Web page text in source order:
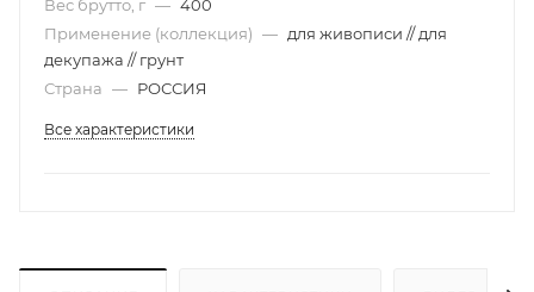
Вес брутто, г — 400
Применение (коллекция) — для живописи // для
декупажа // грунт
Страна — РОССИЯ
Все характеристики